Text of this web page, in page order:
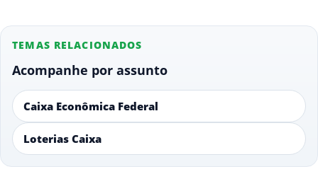
TEMAS RELACIONADOS
Acompanhe por assunto
Caixa Econômica Federal
Loterias Caixa